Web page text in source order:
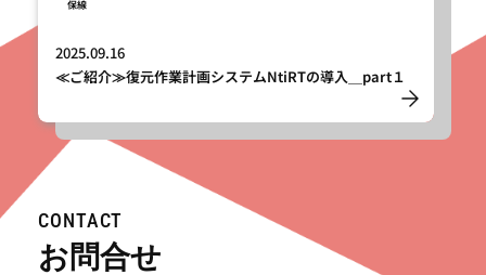
保線
2025.09.16
≪ご紹介≫復元作業計画システムNtiRTの導入＿part１
CONTACT
お問合せ